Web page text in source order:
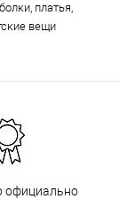
платья,
вещи
официально